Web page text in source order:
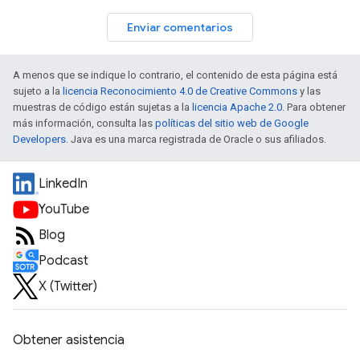
Enviar comentarios
A menos que se indique lo contrario, el contenido de esta página está
sujeto a la licencia Reconocimiento 4.0 de Creative Commons y las
muestras de código están sujetas a la licencia Apache 2.0. Para obtener
más información, consulta las políticas del sitio web de Google
Developers. Java es una marca registrada de Oracle o sus afiliados.
LinkedIn
YouTube
Blog
Podcast
X (Twitter)
Obtener asistencia